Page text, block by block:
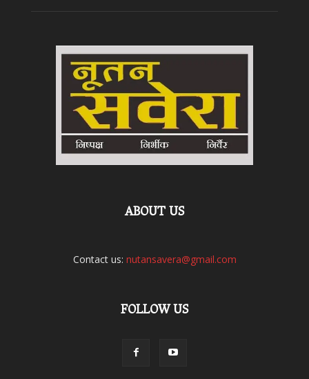
ABOUT US
Contact us: nutansavera@gmail.com
FOLLOW US